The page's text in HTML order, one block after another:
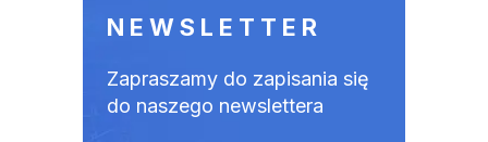
NEWSLETTER
Zapraszamy do zapisania się
do naszego newslettera